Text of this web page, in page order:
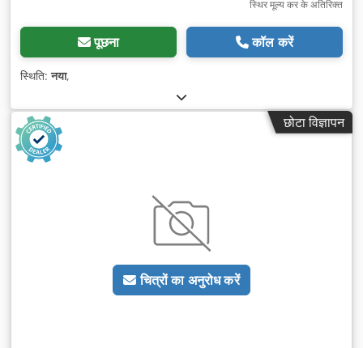
स्थिर मूल्य कर के अतिरिक्त
पूछना कॉल करें
स्थिति:नया,
छोटा विज्ञापन
चित्रों का अनुरोध करें